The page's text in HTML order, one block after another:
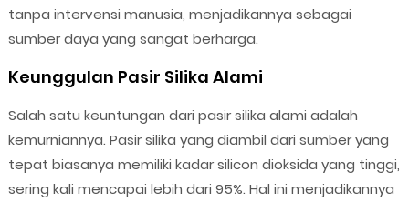
tanpa intervensi manusia, menjadikannya sebagai
sumber daya yang sangat berharga.
Keunggulan Pasir Silika Alami
Salah satu keuntungan dari pasir silika alami adalah
kemurniannya. Pasir silika yang diambil dari sumber yang
tepat biasanya memiliki kadar silicon dioksida yang tinggi,
sering kali mencapai lebih dari 95%. Hal ini menjadikannya